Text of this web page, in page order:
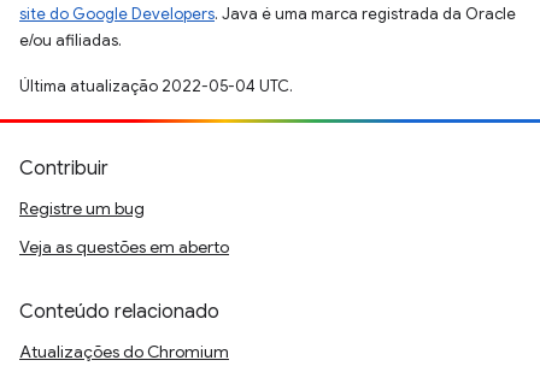
site do Google Developers. Java é uma marca registrada da Oracle
e/ou afiliadas.
Última atualização 2022-05-04 UTC.
Contribuir
Registre um bug
Veja as questões em aberto
Conteúdo relacionado
Atualizações do Chromium